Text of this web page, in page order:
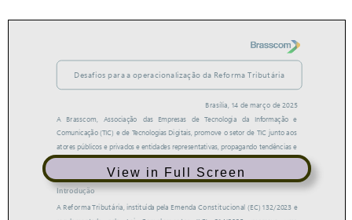
View in Full Screen